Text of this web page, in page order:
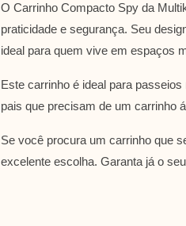
O Carrinho Compacto Spy da
praticidade e segurança. Seu
ideal para quem vive em espaços
Este carrinho é ideal para
pais que precisam de um carrinho
Se você procura um carrinho que
excelente escolha. Garanta já o